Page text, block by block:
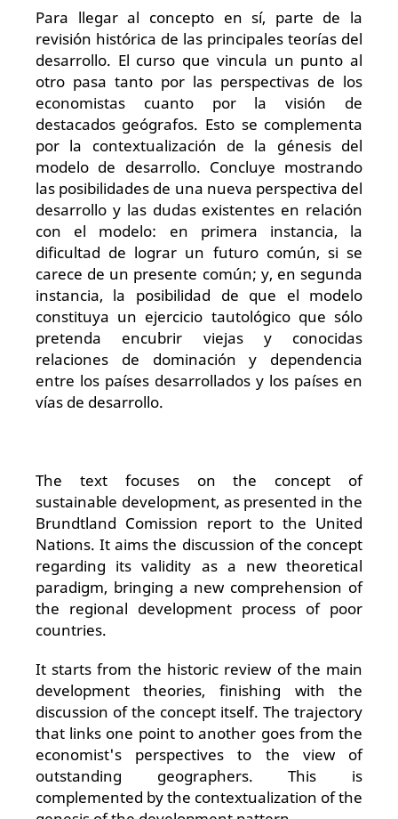
Para llegar al concepto en sí, parte de la
revisión histórica de las principales teorías del
desarrollo. El curso que vincula un punto al
otro pasa tanto por las perspectivas de los
economistas cuanto por la visión de
destacados geógrafos. Esto se complementa
por la contextualización de la génesis del
modelo de desarrollo. Concluye mostrando
las posibilidades de una nueva perspectiva del
desarrollo y las dudas existentes en relación
con el modelo: en primera instancia, la
dificultad de lograr un futuro común, si se
carece de un presente común; y, en segunda
instancia, la posibilidad de que el modelo
constituya un ejercicio tautológico que sólo
pretenda encubrir viejas y conocidas
relaciones de dominación y dependencia
entre los países desarrollados y los países en
vías de desarrollo.
The text focuses on the concept of
sustainable development, as presented in the
Brundtland Comission report to the United
Nations. It aims the discussion of the concept
regarding its validity as a new theoretical
paradigm, bringing a new comprehension of
the regional development process of poor
countries.
It starts from the historic review of the main
development theories, finishing with the
discussion of the concept itself. The trajectory
that links one point to another goes from the
economist's perspectives to the view of
outstanding geographers. This is
complemented by the contextualization of the